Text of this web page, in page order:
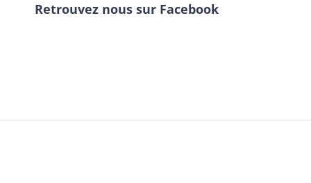
Retrouvez nous sur Facebook